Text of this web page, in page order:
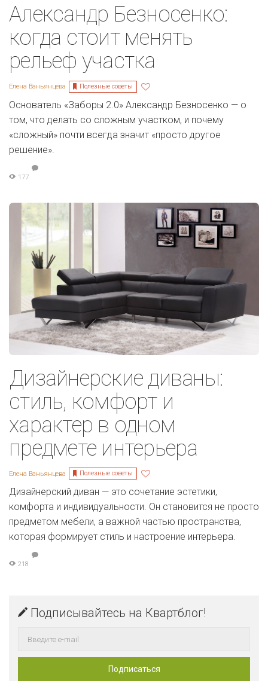
Александр Безносенко:
когда стоит менять
рельеф участка
Елена Ваньянцева Полезные советы
Основатель «Заборы 2.0» Александр Безносенко — о
том, что делать со сложным участком, и почему
«сложный» почти всегда значит «просто другое
решение».
177
Дизайнерские диваны:
стиль, комфорт и
характер в одном
предмете интерьера
Елена Ваньянцева Полезные советы
Дизайнерский диван — это сочетание эстетики,
комфорта и индивидуальности. Он становится не просто
предметом мебели, а важной частью пространства,
которая формирует стиль и настроение интерьера.
218
Подписывайтесь на Квартблог!